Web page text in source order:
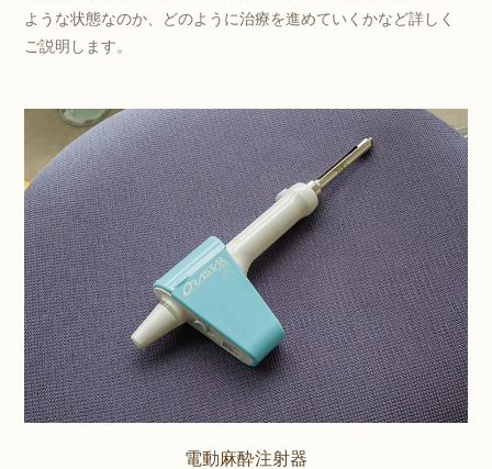
ような状態なのか、どのように治療を進めていくかなど詳しく
ご説明します。
電動麻酔注射器